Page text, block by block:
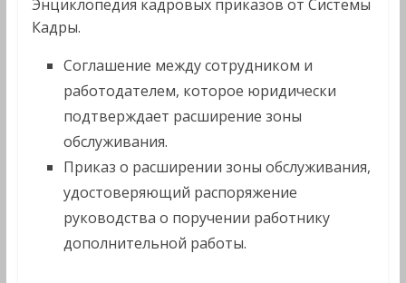
Энциклопедия кадровых приказов от Системы
Кадры.
Соглашение между сотрудником и
работодателем, которое юридически
подтверждает расширение зоны
обслуживания.
Приказ о расширении зоны обслуживания,
удостоверяющий распоряжение
руководства о поручении работнику
дополнительной работы.